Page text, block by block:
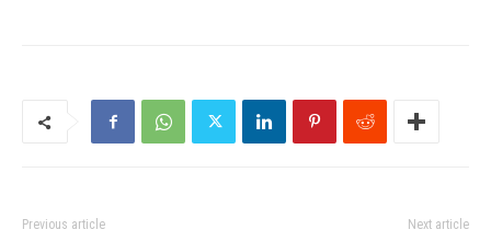
Previous article Next article